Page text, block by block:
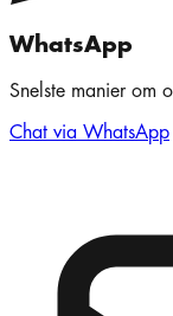
WhatsApp
Snelste manier om
Chat via WhatsApp